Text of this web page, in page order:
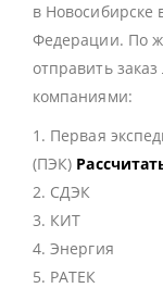
в Новосибирске
Федерации. По
отправить
компаниями:
1. Первая
(ПЭК)
2. СДЭК
3. КИТ
4. Энергия
5. РАТЕК